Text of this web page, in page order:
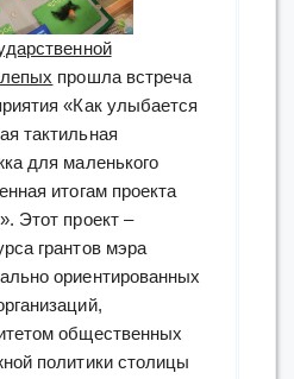
прошла встреча
«Как улыбается
тактильная
для маленького
итогам проекта
Этот проект –
грантов мэра
ориентированных
общественных
политики столицы